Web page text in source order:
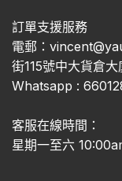
訂單支援服務
電郵：
街115號中大貨倉
Whatsapp :
客服在線時間：
星期一至六